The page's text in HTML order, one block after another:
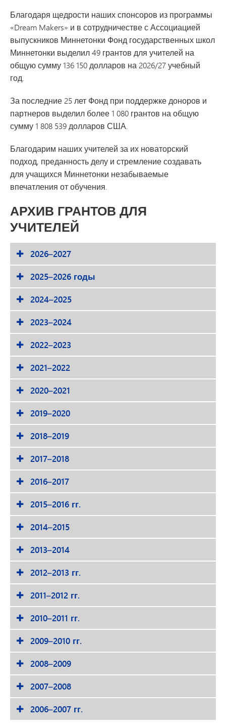
Благодаря щедрости наших спонсоров из программы
«Dream Makers» и в сотрудничестве с Ассоциацией
выпускников Миннетонки Фонд государственных школ
Миннетонки выделил 49 грантов для учителей на
общую сумму 136 150 долларов на 2026/27 учебный
год.
За последние 25 лет Фонд при поддержке доноров и
партнеров выделил более 1 080 грантов на общую
сумму 1 808 539 долларов США.
Благодарим наших учителей за их новаторский
подход, преданность делу и стремление создавать
для учащихся Миннетонки незабываемые
впечатления от обучения.
АРХИВ ГРАНТОВ ДЛЯ
УЧИТЕЛЕЙ
2026–2027
2025–2026 годы
2024–2025
2023–2024
2022–2023
2021–2022
2020–2021
2019–2020
2018–2019
2017–2018
2016–2017
2015–2016 гг.
2014–2015
2013–2014
2012–2013 гг.
2011–2012 гг.
2010–2011 гг.
2009–2010 гг.
2008–2009
2007–2008
2006–2007 гг.